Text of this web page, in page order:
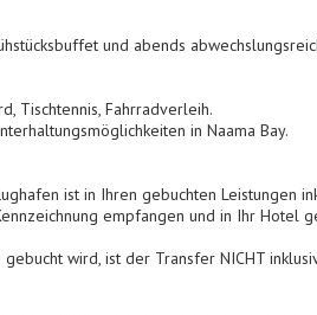
und abends
Tischtennis, Fahrradverleih.
in Naama Bay.
ist in Ihren gebuchten Leistungen
empfangen und in Ihr Hotel
wird, ist der Transfer NICHT